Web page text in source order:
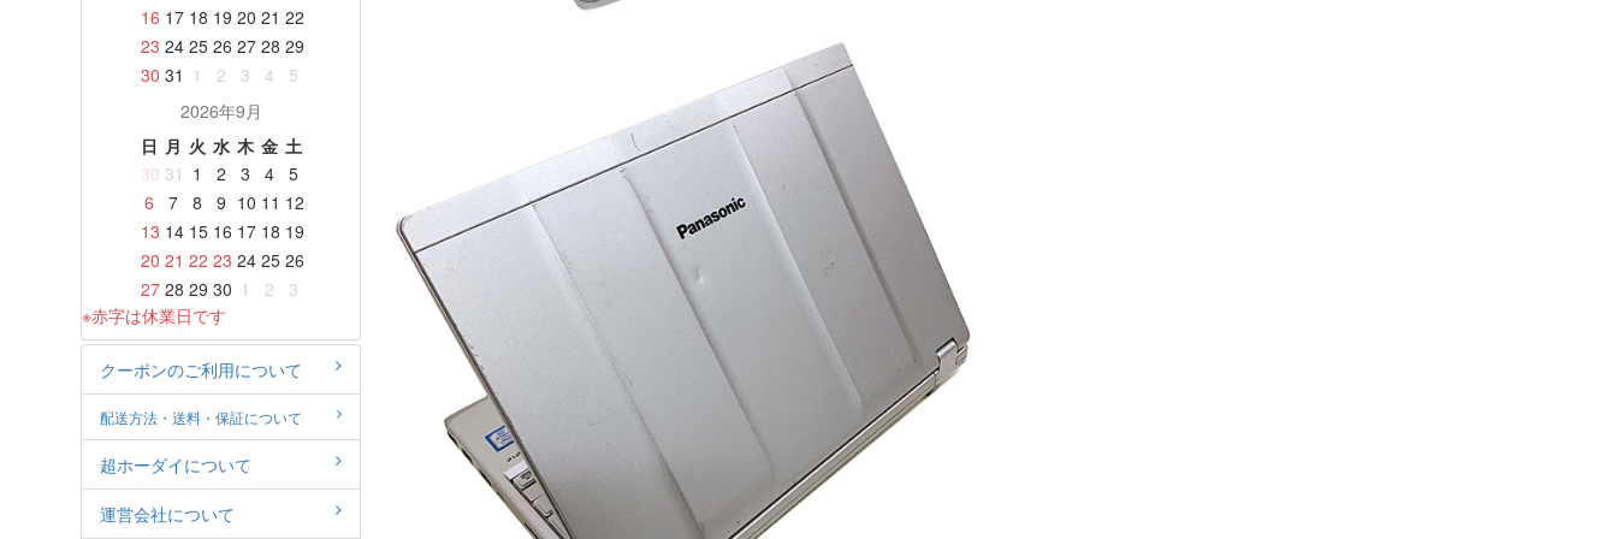
16 17 18 19 20 21 22
23 24 25 26 27 28 29
30 31 1 2 3 4
5
2026年9月
日 月 火 水 木 金 土
30 31 1 2 3 4
5
6
7 8 9 10 11 12
13 14 15 16 17 18 19
20 21 22 23 24 25 26
27 28 29 30 1 2
3
※赤字は休業日です
クーポンのご利用について
配送方法・送料・保証について
超ホーダイについて
運営会社について